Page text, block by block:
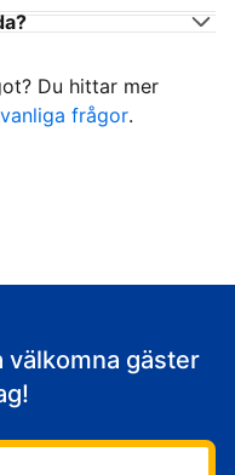
Du hittar mer
frågor.
välkomna gäster